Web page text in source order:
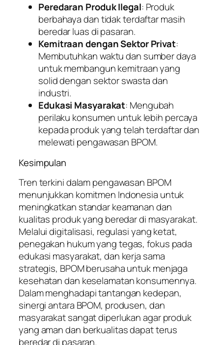
Peredaran Produk Ilegal: Produk
berbahaya dan tidak terdaftar masih
beredar luas di pasaran.
Kemitraan dengan Sektor Privat:
Membutuhkan waktu dan sumber daya
untuk membangun kemitraan yang
solid dengan sektor swasta dan
industri.
Edukasi Masyarakat: Mengubah
perilaku konsumen untuk lebih percaya
kepada produk yang telah terdaftar dan
melewati pengawasan BPOM.
Kesimpulan
Tren terkini dalam pengawasan BPOM
menunjukkan komitmen Indonesia untuk
meningkatkan standar keamanan dan
kualitas produk yang beredar di masyarakat.
Melalui digitalisasi, regulasi yang ketat,
penegakan hukum yang tegas, fokus pada
edukasi masyarakat, dan kerja sama
strategis, BPOM berusaha untuk menjaga
kesehatan dan keselamatan konsumennya.
Dalam menghadapi tantangan kedepan,
sinergi antara BPOM, produsen, dan
masyarakat sangat diperlukan agar produk
yang aman dan berkualitas dapat terus
beredar di pasaran.